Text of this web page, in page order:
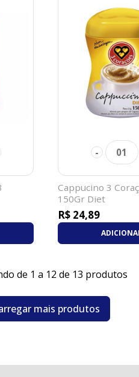
- 01
Cappucino 3
150Gr Diet
R$ 24,89
de 1 a 12 de 13 produtos
mais produtos